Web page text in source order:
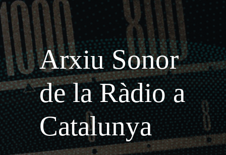
Arxiu Sonor
de la Ràdio a
Catalunya